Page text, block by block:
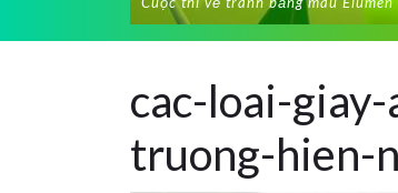
cac-loai-
truong-hien-